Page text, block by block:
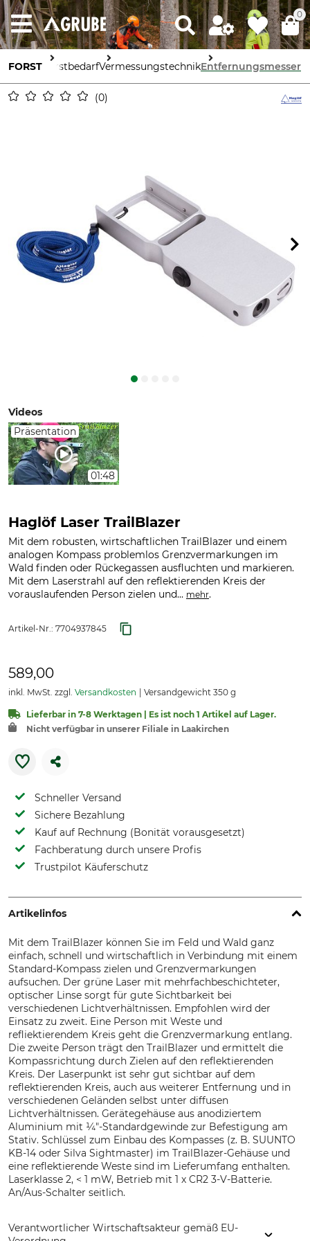
0
FORST ForstbedarfVermessungstechnikEntfernungsmesser
0
Videos
Präsentation
01:48
Haglöf Laser TrailBlazer
Mit dem robusten, wirtschaftlichen TrailBlazer und einem
analogen Kompass problemlos Grenzvermarkungen im
Wald finden oder Rückegassen ausfluchten und markieren.
Mit dem Laserstrahl auf den reflektierenden Kreis der
vorauslaufenden Person zielen und... mehr.
Artikel-Nr.: 7704937845
589,00
inkl. MwSt. zzgl. Versandkosten Versandgewicht 350 g
Lieferbar in 7-8 Werktagen | Es ist noch 1 Artikel auf Lager.
Nicht verfügbar in unserer Filiale in Laakirchen
Schneller Versand
Sichere Bezahlung
Kauf auf Rechnung (Bonität vorausgesetzt)
Fachberatung durch unsere Profis
Trustpilot Käuferschutz
Artikelinfos
Mit dem TrailBlazer können Sie im Feld und Wald ganz
einfach, schnell und wirtschaftlich in Verbindung mit einem
Standard-Kompass zielen und Grenzvermarkungen
aufsuchen. Der grüne Laser mit mehrfachbeschichteter,
optischer Linse sorgt für gute Sichtbarkeit bei
verschiedenen Lichtverhältnissen. Empfohlen wird der
Einsatz zu zweit. Eine Person mit Weste und
refliektierendem Kreis geht die Grenzvermarkung entlang.
Die zweite Person trägt den TrailBlazer und ermittelt die
Kompassrichtung durch Zielen auf den reflektierenden
Kreis. Der Laserpunkt ist sehr gut sichtbar auf dem
reflektierenden Kreis, auch aus weiterer Entfernung und in
verschiedenen Geländen selbst unter diffusen
Lichtverhältnissen. Gerätegehäuse aus anodiziertem
Aluminium mit ¼"-Standardgewinde zur Befestigung am
Stativ. Schlüssel zum Einbau des Kompasses (z. B. SUUNTO
KB-14 oder Silva Sightmaster) im TrailBlazer-Gehäuse und
eine reflektierende Weste sind im Lieferumfang enthalten.
Laserklasse 2, < 1 mW, Betrieb mit 1 x CR2 3-V-Batterie.
An/Aus-Schalter seitlich.
Verantwortlicher Wirtschaftsakteur gemäß EU-